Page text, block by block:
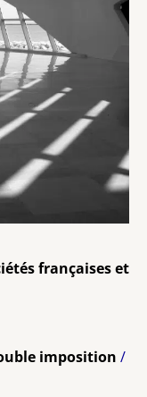
françaises et
imposition /